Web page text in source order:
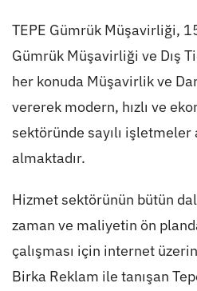
TEPE Gümrük Müşavirliği,
Gümrük Müşavirliği ve Dış
her konuda Müşavirlik ve
vererek modern, hızlı ve
sektöründe sayılı işletmeler
almaktadır.
Hizmet sektörünün bütün
zaman ve maliyetin ön
çalışması için internet
Birka Reklam ile tanışan